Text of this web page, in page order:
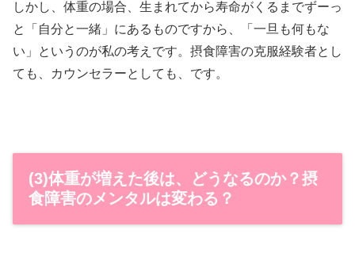
しかし、体重の場合、生まれてから寿命がくるまでずーっ
と「自分と一緒」にあるものですから、「一旦も何もな
い」というのが私の考えです。摂食障害の克服経験者とし
ても、カウンセラーとしても、です。
(3)体重が増えた後は、どうなるのか？摂
食障害のメンタルは変わる？